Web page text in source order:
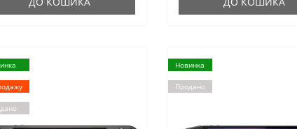
Новинка
Продано